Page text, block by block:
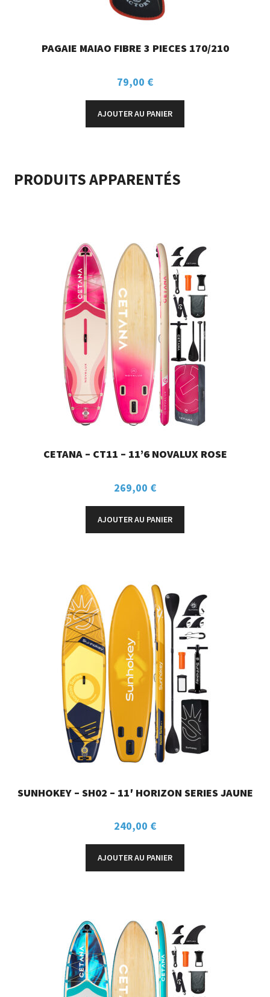
PAGAIE MAIAO FIBRE 3 PIECES 170/210
79,00 €
AJOUTER AU PANIER
PRODUITS APPARENTÉS
CETANA – CT11 – 11’6 NOVALUX ROSE
269,00 €
AJOUTER AU PANIER
SUNHOKEY – SH02 – 11′ HORIZON SERIES JAUNE
240,00 €
AJOUTER AU PANIER